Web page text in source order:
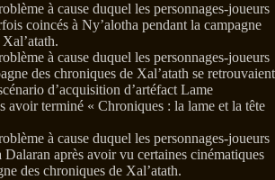
à cause duquel les personnages-joueurs
coincés à Ny’alotha pendant la campagne
à cause duquel les personnages-joueurs
des chroniques de Xal’atath se retrouvaient
d’acquisition d’artéfact Lame
avoir terminé « Chroniques : la lame et la tête
à cause duquel les personnages-joueurs
Dalaran après avoir vu certaines cinématiques
des chroniques de Xal’atath.